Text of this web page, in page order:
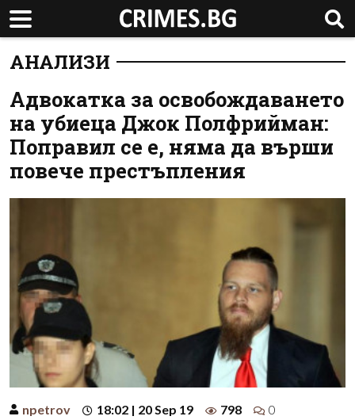
АНАЛИЗИ
Адвокатка за освобождаването
на убиеца Джок Полфрийман:
Поправил се е, няма да върши
повече престъпления
npetrov 18:02 | 20 Sep 19 798 0